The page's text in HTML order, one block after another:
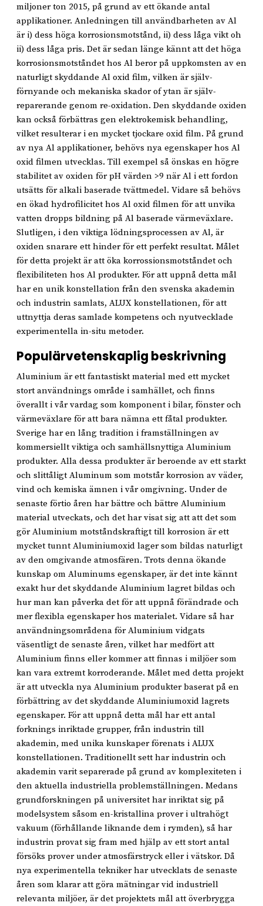
miljoner ton 2015, på grund av ett ökande antal
applikationer. Anledningen till användbarheten av Al
är i) dess höga korrosionsmotstånd, ii) dess låga vikt oh
ii) dess låga pris. Det är sedan länge kännt att det höga
korrosionsmotståndet hos Al beror på uppkomsten av en
naturligt skyddande Al oxid film, vilken är själv-
förnyande och mekaniska skador of ytan är själv-
reparerande genom re-oxidation. Den skyddande oxiden
kan också förbättras gen elektrokemisk behandling,
vilket resulterar i en mycket tjockare oxid film. På grund
av nya Al applikationer, behövs nya egenskaper hos Al
oxid filmen utvecklas. Till exempel så önskas en högre
stabilitet av oxiden för pH värden >9 när Al i ett fordon
utsätts för alkali baserade tvättmedel. Vidare så behövs
en ökad hydrofilicitet hos Al oxid filmen för att unvika
vatten dropps bildning på Al baserade värmeväxlare.
Slutligen, i den viktiga lödningsprocessen av Al, är
oxiden snarare ett hinder för ett perfekt resultat. Målet
för detta projekt är att öka korrossionsmotståndet och
flexibiliteten hos Al produkter. För att uppnå detta mål
har en unik konstellation från den svenska akademin
och industrin samlats, ALUX konstellationen, för att
uttnyttja deras samlade kompetens och nyutvecklade
experimentella in-situ metoder.
Populärvetenskaplig beskrivning
Aluminium är ett fantastiskt material med ett mycket
stort användnings område i samhället, och finns
överallt i vår vardag som komponent i bilar, fönster och
värmeväxlare för att bara nämna ett fåtal produkter.
Sverige har en lång tradition i framställningen av
kommersiellt viktiga och samhällsnyttiga Aluminium
produkter. Alla dessa produkter är beroende av ett starkt
och slittåligt Aluminum som motstår korrosion av väder,
vind och kemiska ämnen i vår omgivning. Under de
senaste förtio åren har bättre och bättre Aluminium
material utveckats, och det har visat sig att att det som
gör Aluminium motståndskraftigt till korrosion är ett
mycket tunnt Aluminiumoxid lager som bildas naturligt
av den omgivande atmosfären. Trots denna ökande
kunskap om Aluminums egenskaper, är det inte kännt
exakt hur det skyddande Aluminium lagret bildas och
hur man kan påverka det för att uppnå förändrade och
mer flexibla egenskaper hos materialet. Vidare så har
användningsområdena för Aluminium vidgats
väsentligt de senaste åren, vilket har medfört att
Aluminium finns eller kommer att finnas i miljöer som
kan vara extremt korroderande. Målet med detta projekt
är att utveckla nya Aluminium produkter baserat på en
förbättring av det skyddande Aluminiumoxid lagrets
egenskaper. För att uppnå detta mål har ett antal
forknings inriktade grupper, från industrin till
akademin, med unika kunskaper förenats i ALUX
konstellationen. Traditionellt sett har industrin och
akademin varit separerade på grund av komplexiteten i
den aktuella industriella problemställningen. Medans
grundforskningen på universitet har inriktat sig på
modelsystem såsom en-kristallina prover i ultrahögt
vakuum (förhållande liknande dem i rymden), så har
industrin provat sig fram med hjälp av ett stort antal
försöks prover under atmosfärstryck eller i vätskor. Då
nya experimentella tekniker har utvecklats de senaste
åren som klarar att göra mätningar vid industriell
relevanta miljöer, är det projektets mål att överbrygga